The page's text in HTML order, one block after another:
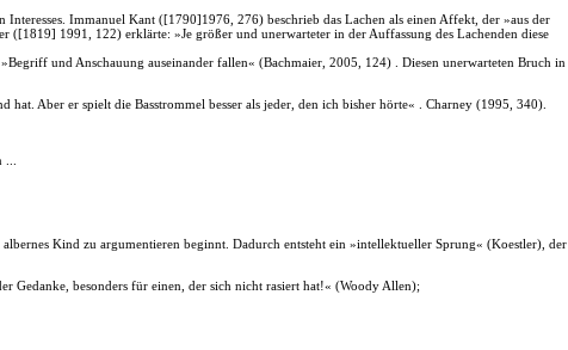
Immanuel Kant ([1790]1976, 276) beschrieb das Lachen als einen Affekt, der »aus der
1991, 122) erklärte: »Je größer und unerwarteter in der Auffassung des Lachenden diese
und Anschauung auseinander fallen« (Bachmaier, 2005, 124) . Diesen unerwarteten Bruch in
Aber er spielt die Basstrommel besser als jeder, den ich bisher hörte« . Charney (1995, 340).
Kind zu argumentieren beginnt. Dadurch entsteht ein »intellektueller Sprung« (Koestler), der
Gedanke, besonders für einen, der sich nicht rasiert hat!« (Woody Allen);